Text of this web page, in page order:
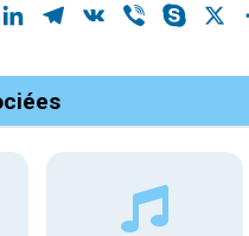
TumblrLinkedInTelegram
VK Viber Skype